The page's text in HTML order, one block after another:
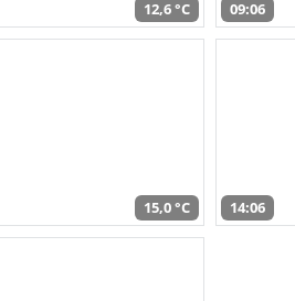
12,6 °C 09:06
15,0 °C 14:06